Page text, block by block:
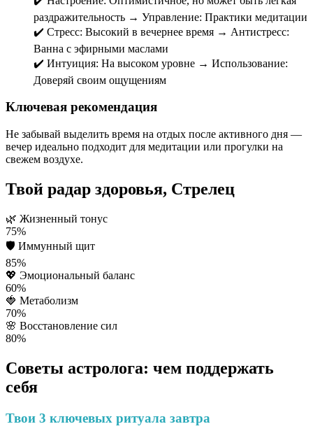
раздражительность → Управление: Практики медитации
✔️ Стресс: Высокий в вечернее время → Антистресс:
Ванна с эфирными маслами
✔️ Интуиция: На высоком уровне → Использование:
Доверяй своим ощущениям
Ключевая рекомендация
Не забывай выделить время на отдых после активного дня —
вечер идеально подходит для медитации или прогулки на
свежем воздухе.
Твой радар здоровья, Стрелец
🌿 Жизненный тонус
75%
🛡️ Иммунный щит
85%
💖 Эмоциональный баланс
60%
🍓 Метаболизм
70%
🌸 Восстановление сил
80%
Советы астролога: чем поддержать
себя
Твои 3 ключевых ритуала завтра